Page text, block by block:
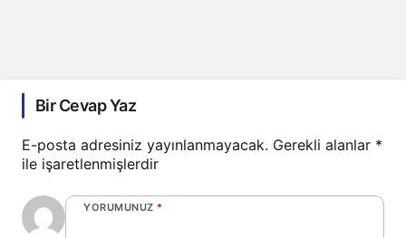
Bir Cevap Yaz
E-posta adresiniz yayınlanmayacak. Gerekli alanlar *
ile işaretlenmişlerdir
YORUMUNUZ *